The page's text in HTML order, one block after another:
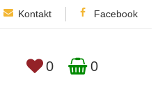
Kontakt Facebook
0 0